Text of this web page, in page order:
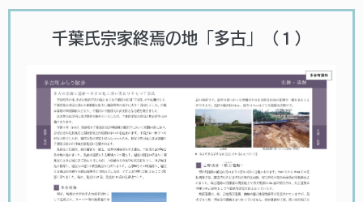
千葉氏宗家終焉の地「多古」（１）